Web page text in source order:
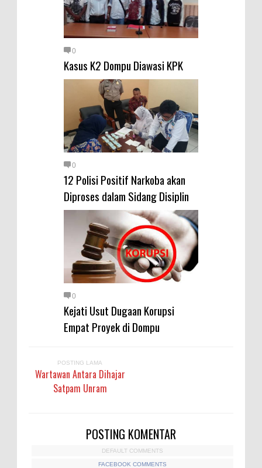
0
Kasus K2 Dompu Diawasi KPK
0
12 Polisi Positif Narkoba akan
Diproses dalam Sidang Disiplin
0
Kejati Usut Dugaan Korupsi
Empat Proyek di Dompu
POSTING LAMA
Wartawan Antara Dihajar
Satpam Unram
POSTING KOMENTAR
DEFAULT COMMENTS
FACEBOOK COMMENTS